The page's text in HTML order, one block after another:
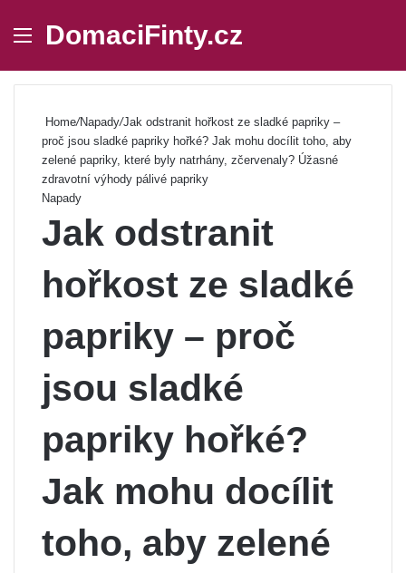
Menu
DomaciFinty.cz
Home/Napady/Jak odstranit hořkost ze sladké papriky –
proč jsou sladké papriky hořké? Jak mohu docílit toho, aby
zelené papriky, které byly natrhány, zčervenaly? Úžasné
zdravotní výhody pálivé papriky
Napady
Jak odstranit
hořkost ze sladké
papriky – proč
jsou sladké
papriky hořké?
Jak mohu docílit
toho, aby zelené